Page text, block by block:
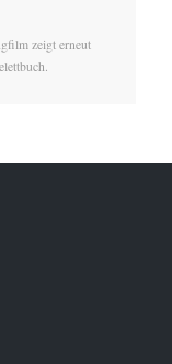
zeigt erneut